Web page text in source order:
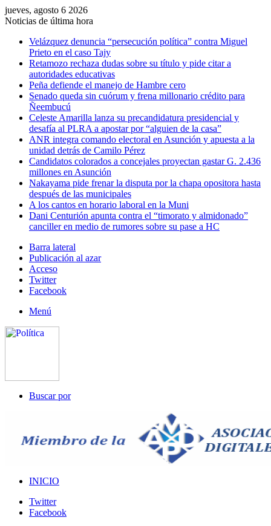
jueves, agosto 6 2026
Noticias de última hora
Velázquez denuncia “persecución política” contra Miguel
Prieto en el caso Tajy
Retamozo rechaza dudas sobre su título y pide citar a
autoridades educativas
Peña defiende el manejo de Hambre cero
Senado queda sin cuórum y frena millonario crédito para
Ñeembucú
Celeste Amarilla lanza su precandidatura presidencial y
desafía al PLRA a apostar por “alguien de la casa”
ANR integra comando electoral en Asunción y apuesta a la
unidad detrás de Camilo Pérez
Candidatos colorados a concejales proyectan gastar G. 2.436
millones en Asunción
Nakayama pide frenar la disputa por la chapa opositora hasta
después de las municipales
A los cantos en horario laboral en la Muni
Dani Centurión apunta contra el “timorato y almidonado”
canciller en medio de rumores sobre su pase a HC
Barra lateral
Publicación al azar
Acceso
Twitter
Facebook
Menú
Buscar por
INICIO
Twitter
Facebook